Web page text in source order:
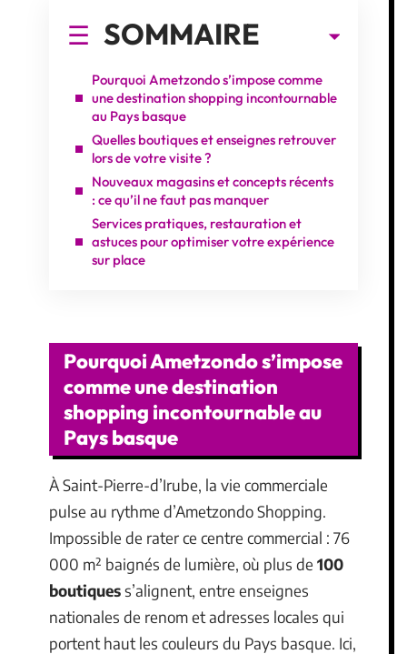
SOMMAIRE
Pourquoi Ametzondo s’impose comme
une destination shopping incontournable
au Pays basque
Quelles boutiques et enseignes retrouver
lors de votre visite ?
Nouveaux magasins et concepts récents
: ce qu’il ne faut pas manquer
Services pratiques, restauration et
astuces pour optimiser votre expérience
sur place
Pourquoi Ametzondo s’impose
comme une destination
shopping incontournable au
Pays basque
À Saint-Pierre-d’Irube, la vie commerciale
pulse au rythme d’Ametzondo Shopping.
Impossible de rater ce centre commercial : 76
000 m² baignés de lumière, où plus de 100
boutiquess’alignent, entre enseignes
nationales de renom et adresses locales qui
portent haut les couleurs du Pays basque. Ici,